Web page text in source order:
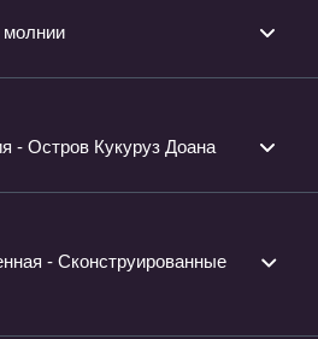
молнии
- Остров Кукуруз Доана
- Сконструированные